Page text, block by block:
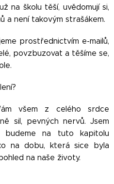
na školu těší, uvědomují si,
a není takovým strašákem.
prostřednictvím e-mailů,
povzbuzovat a těšíme se,
všem z celého srdce
sil, pevných nervů. Jsem
budeme na tuto kapitolu
na dobu, která sice byla
na naše životy.